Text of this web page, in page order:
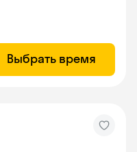
Выбрать время